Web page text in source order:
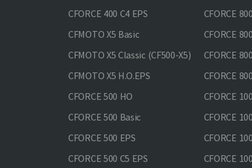
CFORCE 400 С4 EPS
CFMOTO X5 Basic
CFMOTO X5 Classic (CF500-X5)
CFMOTO X5 H.O.EPS
CFORCE 500 HO
CFORCE 500 Basic
CFORCE 500 EPS
CFORCE 500 С5 EPS
CFORCE
CFORCE
CFORCE
CFORCE
CFORCE
CFORCE
CFORCE
CFORCE